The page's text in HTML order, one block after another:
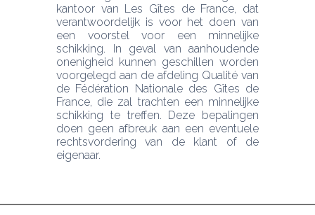
kantoor van Les Gîtes de France, dat
verantwoordelijk is voor het doen van
een voorstel voor een minnelijke
schikking. In geval van aanhoudende
onenigheid kunnen geschillen worden
voorgelegd aan de afdeling Qualité van
de Fédération Nationale des Gîtes de
France, die zal trachten een minnelijke
schikking te treffen. Deze bepalingen
doen geen afbreuk aan een eventuele
rechtsvordering van de klant of de
eigenaar.